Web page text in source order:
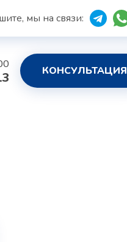
мы на связи:
КОНСУЛЬТАЦИЯ